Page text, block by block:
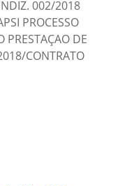
002/2018
PROCESSO
DE
CONTRATO